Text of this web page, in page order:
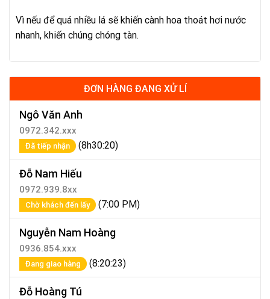
Vì nếu để quá nhiều lá sẽ khiến cành hoa thoát hơi nước
nhanh, khiến chúng chóng tàn.
ĐƠN HÀNG ĐANG XỬ LÍ
Ngô Văn Anh
0972.342.xxx
Đã tiếp nhận (8h30:20)
Đỗ Nam Hiếu
0972.939.8xx
Chờ khách đến lấy (7:00 PM)
Nguyễn Nam Hoàng
0936.854.xxx
Đang giao hàng (8:20:23)
Đỗ Hoàng Tú